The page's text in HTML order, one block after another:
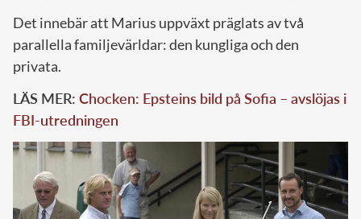
Det innebär att Marius uppväxt präglats av två
parallella familjevärldar: den kungliga och den
privata.
LÄS MER: Chocken: Epsteins bild på Sofia – avslöjas i
FBI-utredningen